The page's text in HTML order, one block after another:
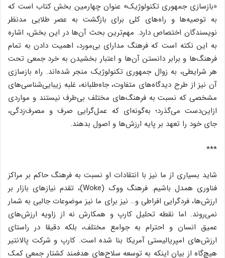
«بازسازی جمهوری تکنولوژیک» عنوان چهارمین بخش کتاب است که
به توصیه‌ها و راه‌های کلی برای بازگشت به عصر طلایی مدنظر
نویسندگان اختصاص دارد. مهم‌ترین بحث آن‌ها در این بخش، اشاره
به این نکته است که فرهنگ مدارای بی‌مورد، اهمیت دادن به تمام
فرهنگ‌ها و برابر دانستن آن‌ها و اعتبار بخشیدن به خرد جمعی تحت
هر شرایطی، به زوال جمهوری تکنولوژیک منجر شده‌اند. راه بازسازی
آن نیز از طرح دیدگاه‌های متفاوت، جاه‌طلبانه، غلبه زیبایی‌شناسی‌های
مشخصی که نسبت به فرهنگ‌های مختلف بی‌طرف نیستند و مواردی
ازاین‌دست می‌گذرد؛ به‌گونه‌ای که عمل‌گرایی صرف و مصرف‌زدگی،
جای خود را تعهد بر پایه ارزش‌ها و اصول بدهند.
***
شاید بسیاری از ما نیز با انتقادات او نسبت به فرهنگ حاکم بر مراکز
فناوری همدل باشیم. فرهنگ ووک (Woke)، تقدم نیازهای بازار بر
ارزش‌ها، فردگرایی افراطی و… نیز برای ما نیز موضوعات جالبی به شمار
نمی‌روند. اما نقطه تحلیل کارپ و همکارش نه از زاویه ارزش‌های
عمیق انسان و احترام به جوامع مختلف، بلکه دقیقا در راستای
ارزش‌های امپریالیستی آمریکا بنا شده است. کارپ و شرکت پالانتیر
هیچ‌گاه از بیان اینکه به توسعه سلاح‌های هدفمند کشتار جمعی کمک